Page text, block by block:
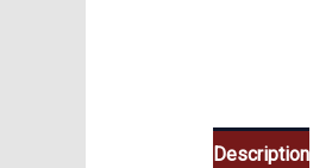
Description